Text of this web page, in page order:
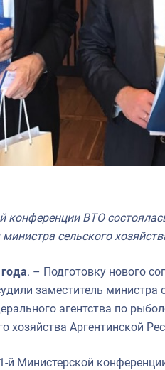
ВТО
сельского
. – Подготовку нового
заместитель министра
агентства по
хозяйства Аргентинской
й Министерской